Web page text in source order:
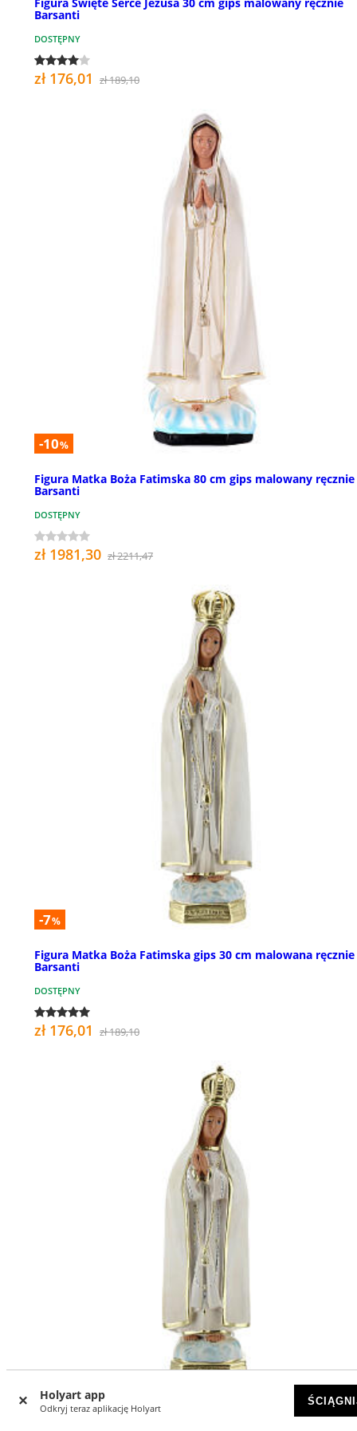
Holyart app
Odkryj teraz aplikację Holyart
Figura Święte Serce Jezusa 30 cm gips malowany ręcznie
Barsanti
DOSTĘPNY
zł 176,01 zł 189,10
-10%
Figura Matka Boża Fatimska 80 cm gips malowany ręcznie
Barsanti
DOSTĘPNY
zł 1981,30 zł 2211,47
-7%
Figura Matka Boża Fatimska gips 30 cm malowana ręcznie
Barsanti
DOSTĘPNY
zł 176,01 zł 189,10
-11%